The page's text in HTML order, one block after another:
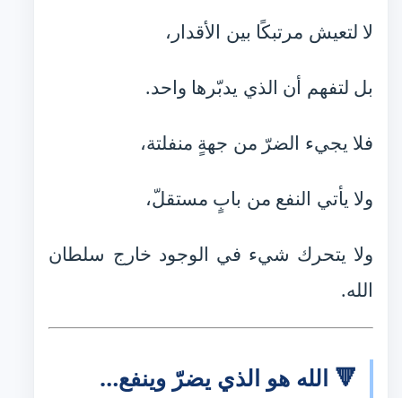
لا لتعيش مرتبكًا بين الأقدار،
بل لتفهم أن الذي يدبّرها واحد.
فلا يجيء الضرّ من جهةٍ منفلتة،
ولا يأتي النفع من بابٍ مستقلّ،
ولا يتحرك شيء في الوجود خارج سلطان
الله.
🔻 الله هو الذي يضرّ وينفع…